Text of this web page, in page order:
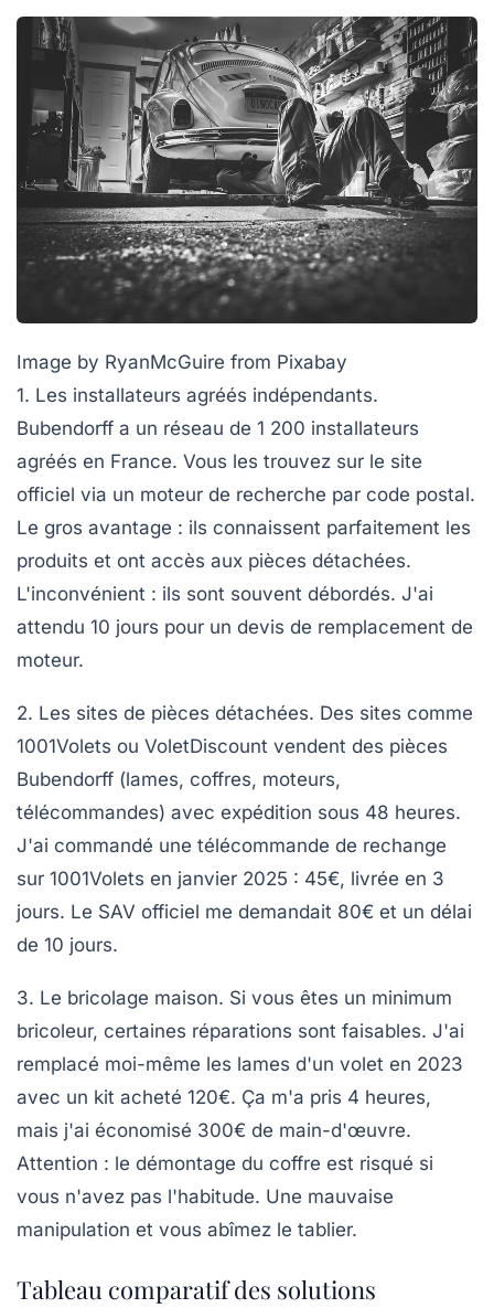
Image by RyanMcGuire from Pixabay
1. Les installateurs agréés indépendants.
Bubendorff a un réseau de 1 200 installateurs
agréés en France. Vous les trouvez sur le site
officiel via un moteur de recherche par code postal.
Le gros avantage : ils connaissent parfaitement les
produits et ont accès aux pièces détachées.
L'inconvénient : ils sont souvent débordés. J'ai
attendu 10 jours pour un devis de remplacement de
moteur.
2. Les sites de pièces détachées. Des sites comme
1001Volets ou VoletDiscount vendent des pièces
Bubendorff (lames, coffres, moteurs,
télécommandes) avec expédition sous 48 heures.
J'ai commandé une télécommande de rechange
sur 1001Volets en janvier 2025 : 45€, livrée en 3
jours. Le SAV officiel me demandait 80€ et un délai
de 10 jours.
3. Le bricolage maison. Si vous êtes un minimum
bricoleur, certaines réparations sont faisables. J'ai
remplacé moi-même les lames d'un volet en 2023
avec un kit acheté 120€. Ça m'a pris 4 heures,
mais j'ai économisé 300€ de main-d'œuvre.
Attention : le démontage du coffre est risqué si
vous n'avez pas l'habitude. Une mauvaise
manipulation et vous abîmez le tablier.
Tableau comparatif des solutions